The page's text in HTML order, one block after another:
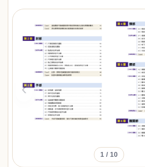
‹
1 / 10